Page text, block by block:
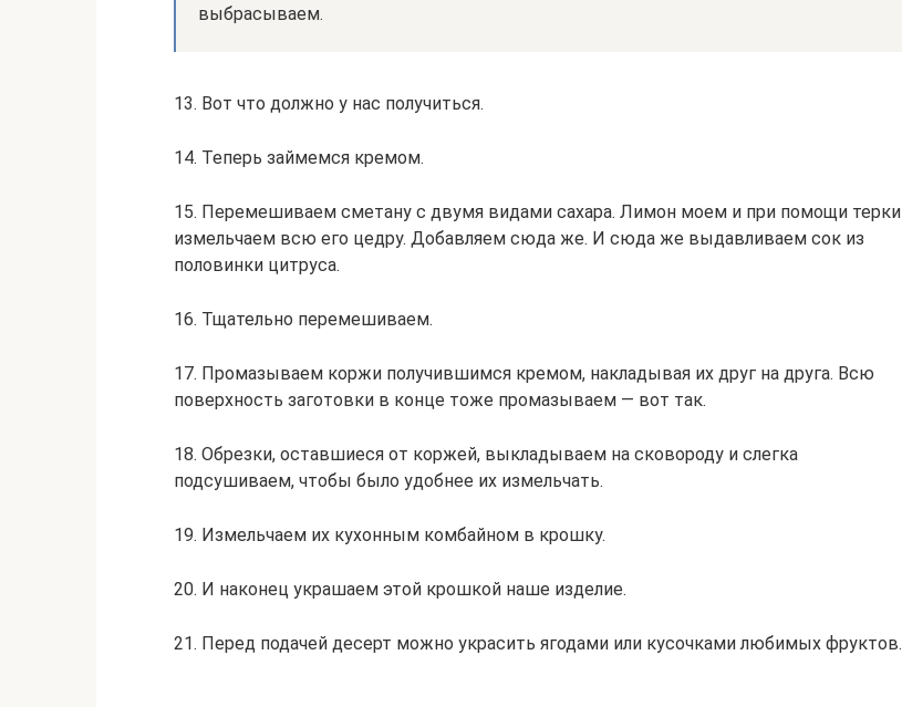
выбрасываем.
13. Вот что должно у нас получиться.
14. Теперь займемся кремом.
15. Перемешиваем сметану с двумя видами сахара. Лимон моем и при помощи терки
измельчаем всю его цедру. Добавляем сюда же. И сюда же выдавливаем сок из
половинки цитруса.
16. Тщательно перемешиваем.
17. Промазываем коржи получившимся кремом, накладывая их друг на друга. Всю
поверхность заготовки в конце тоже промазываем — вот так.
18. Обрезки, оставшиеся от коржей, выкладываем на сковороду и слегка
подсушиваем, чтобы было удобнее их измельчать.
19. Измельчаем их кухонным комбайном в крошку.
20. И наконец украшаем этой крошкой наше изделие.
21. Перед подачей десерт можно украсить ягодами или кусочками любимых фруктов.